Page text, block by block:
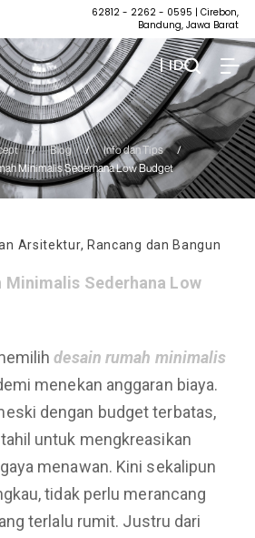
62812 - 2262 - 0595 | Cirebon,
Bandung, Jawa Barat
| ID
/ Blog / Info dan Tips
/
Minimalis Sederhana Low Budget
Arsitektur, Rancang dan Bangun
Minimalis Sederhana Low
desain rumah minimalis
menekan anggaran biaya.
dengan budget terbatas,
untuk mengkreasikan
menawan. Kini sekalipun
tidak perlu merancang
terlalu rumit. Justru dari